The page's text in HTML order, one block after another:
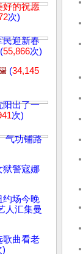
好的祝愿
次)
民迎新春
(55,866次)
(34,145
阳出了一
次)
气功铺路
狱警寇娜
约场今晚
人汇集曼
歌曲看老
)